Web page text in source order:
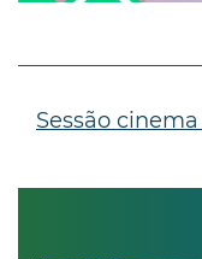
Sessão